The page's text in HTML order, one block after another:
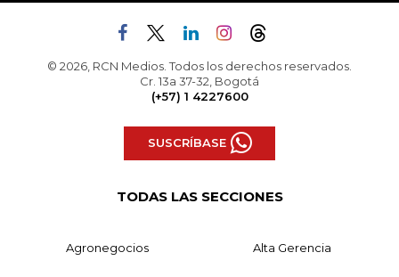
© 2026, RCN Medios. Todos los derechos reservados.
Cr. 13a 37-32, Bogotá
(+57) 1 4227600
SUSCRÍBASE
TODAS LAS SECCIONES
Agronegocios Alta Gerencia